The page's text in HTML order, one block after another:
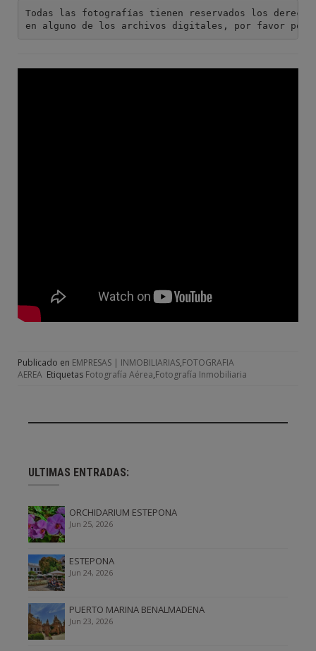
Todas las fotografías tienen reservados los
en alguno de los archivos digitales, por favor
Publicado en EMPRESAS | INMOBILIARIAS,FOTOGRAFIA
AEREA Etiquetas Fotografía Aérea,Fotografía Inmobiliaria
ULTIMAS ENTRADAS:
ORCHIDARIUM ESTEPONA
Jun 25, 2026
ESTEPONA
Jun 24, 2026
PUERTO MARINA BENALMADENA
Jun 23, 2026